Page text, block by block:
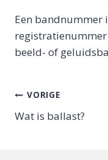
Een bandnummer
beeld- of
Bericht
navigatie
VORIGE
Wat is ballast?